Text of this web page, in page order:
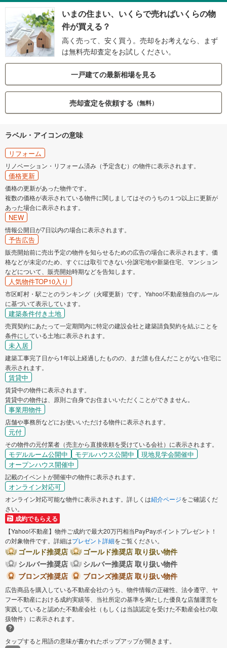
いまの住まい、いくらで売ればいくらの物
件が買える？
高く売って、安く買う。売却をお考えなら、まず
は無料売却査定をお試しください。
一戸建ての最新相場を見る
売却査定を依頼する （無料）
ラベル・アイコンの意味
リフォーム
リノベーション・リフォーム済み（予定含む）の物件に表示されます。
価格更新
価格の更新があった物件です。
複数の価格が表示されている物件に関しましてはそのうちの１つ以上に更新が
あった場合に表示されます。
NEW
情報公開日が7日以内の場合に表示されます。
予告広告
販売開始前に売出予定の物件を知らせるための広告の場合に表示されます。価
格などが未定のため、すぐには取引できない分譲宅地や新築住宅、マンション
などについて、販売開始時期などを告知します。
人気物件TOP10入り
市区町村・駅ごとのランキング（火曜更新）です。Yahoo!不動産独自のルール
に基づいて表示しています。
建築条件付き土地
売買契約にあたって一定期間内に特定の建設会社と建築請負契約を結ぶことを
条件にしている土地に表示されます。
未入居
建築工事完了日から1年以上経過したものの、まだ誰も住んだことがない住宅に
表示されます。
賃貸中
賃貸中の物件に表示されます。
賃貸中の物件は、原則ご自身でお住まいいただくことができません。
事業用物件
店舗や事務所などにお使いいただける物件に表示されます。
元付
その物件の元付業者（売主から直接依頼を受けている会社）に表示されます。
モデルルーム公開中 モデルハウス公開中
現地見学会開催中
オープンハウス開催中
記載のイベントが開催中の物件に表示されます。
オンライン対応可
オンライン対応可能な物件に表示されます。詳しくは紹介ページをご確認くだ
さい。
成約でもらえる
【Yahoo!不動産】物件ご成約で最大20万円相当PayPayポイントプレゼント！
の対象物件です。詳細はプレゼント詳細をご覧ください。
ゴールド推奨店
ゴールド推奨店 取り扱い物件
シルバー推奨店
シルバー推奨店 取り扱い物件
ブロンズ推奨店
ブロンズ推奨店 取り扱い物件
広告商品を購入している不動産会社のうち、物件情報の正確性、法令遵守、ヤ
フー不動産における成約実績等、当社所定の基準を満たした優良な店舗運営を
実践していると認めた不動産会社（もしくは当該認定を受けた不動産会社の取
扱物件）に表示されます。
タップすると用語の意味が書かれたポップアップが開きます。